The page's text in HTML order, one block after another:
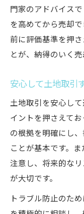
門家のアドバイス
を高めてから売却
前に評価基準を押
とが、納得のいく売
安心して土地取引
土地取引を安心し
イントを押さえて
の根拠を明確にし
ことが基本です。
注意し、将来的な
が大切です。
トラブル防止のた